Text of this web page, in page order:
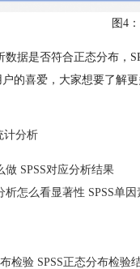
图4
数据是否符合正态分布，
的喜爱，大家想要了解
计分析
做 SPSS对应分析结果
析怎么看显著性 SPSS单
检验 SPSS正态分布检验